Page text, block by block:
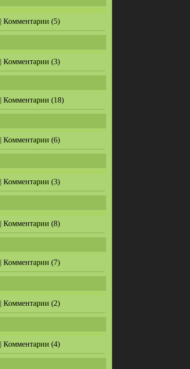
| Комментарии (5)
| Комментарии (3)
| Комментарии (18)
| Комментарии (6)
| Комментарии (3)
| Комментарии (8)
| Комментарии (7)
| Комментарии (2)
| Комментарии (4)